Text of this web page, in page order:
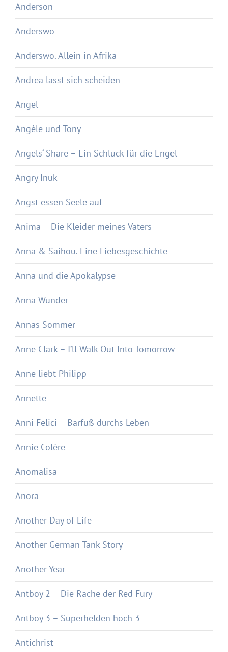
Anderson
Anderswo
Anderswo. Allein in Afrika
Andrea lässt sich scheiden
Angel
Angèle und Tony
Angels‘ Share – Ein Schluck für die Engel
Angry Inuk
Angst essen Seele auf
Anima – Die Kleider meines Vaters
Anna & Saihou. Eine Liebesgeschichte
Anna und die Apokalypse
Anna Wunder
Annas Sommer
Anne Clark – I’ll Walk Out Into Tomorrow
Anne liebt Philipp
Annette
Anni Felici – Barfuß durchs Leben
Annie Colère
Anomalisa
Anora
Another Day of Life
Another German Tank Story
Another Year
Antboy 2 – Die Rache der Red Fury
Antboy 3 – Superhelden hoch 3
Antichrist